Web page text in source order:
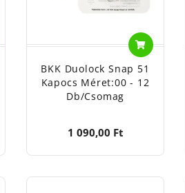
BKK Duolock Snap 51
Kapocs Méret:00 - 12
Db/csomag
1 090,00 Ft